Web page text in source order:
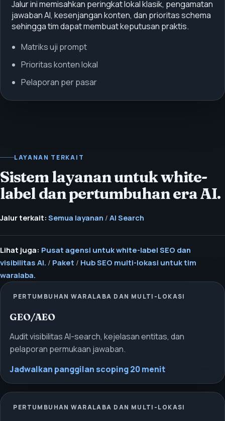
Jalur ini memisahkan peringkat lokal klasik, pengamatan
jawaban AI, kesenjangan konten, dan prioritas schema
sehingga tim dapat membuat keputusan praktis.
Matriks uji prompt
Prioritas konten lokal
Pelaporan per pasar
LAYANAN TERKAIT
Sistem layanan untuk white-
label dan pertumbuhan era AI.
Jalur terkait: Semua layanan / AI Search
Lihat juga: Pusat agensi untuk white-label SEO dan
visibilitas AI. / Paket / Hub SEO multi-lokasi untuk tim
waralaba.
PERTUMBUHAN WARALABA DAN MULTI-LOKASI
GEO/AEO
Audit visibilitas AI-search, kejelasan entitas, dan
pelaporan permukaan jawaban.
Jadwalkan panggilan scoping 20 menit
PERTUMBUHAN WARALABA DAN MULTI-LOKASI